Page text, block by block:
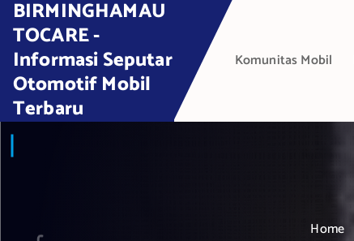
BIRMINGHAMAU
TOCARE -
Informasi Seputar
Otomotif Mobil
Terbaru
Komunitas Mobil
Home